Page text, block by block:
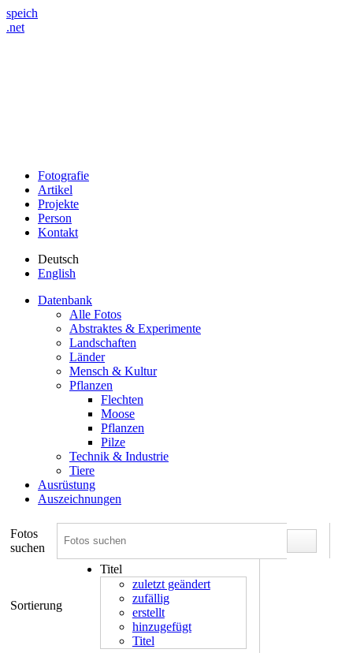
speich
.net
Fotografie
Artikel
Projekte
Person
Kontakt
Deutsch
English
Datenbank
Alle Fotos
Abstraktes & Experimente
Landschaften
Länder
Mensch & Kultur
Pflanzen
Flechten
Moose
Pflanzen
Pilze
Technik & Industrie
Tiere
Ausrüstung
Auszeichnungen
Fotos
suchen
Sortierung
Titel
zuletzt geändert
zufällig
erstellt
hinzugefügt
Titel